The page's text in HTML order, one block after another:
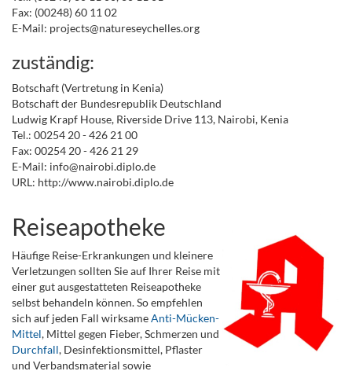
Fax: (00248) 60 11 02
E-Mail: projects@natureseychelles.org
zuständig:
Botschaft (Vertretung in Kenia)
Botschaft der Bundesrepublik Deutschland
Ludwig Krapf House, Riverside Drive 113, Nairobi, Kenia
Tel.: 00254 20 - 426 21 00
Fax: 00254 20 - 426 21 29
E-Mail: info@nairobi.diplo.de
URL: http://www.nairobi.diplo.de
Reiseapotheke
Häufige Reise-Erkrankungen und kleinere
Verletzungen sollten Sie auf Ihrer Reise mit
einer gut ausgestatteten Reiseapotheke
selbst behandeln können. So empfehlen
sich auf jeden Fall wirksameAnti-Mücken-
Mittel, Mittel gegen Fieber, Schmerzen und
Durchfall, Desinfektionsmittel, Pflaster
und Verbandsmaterial sowie